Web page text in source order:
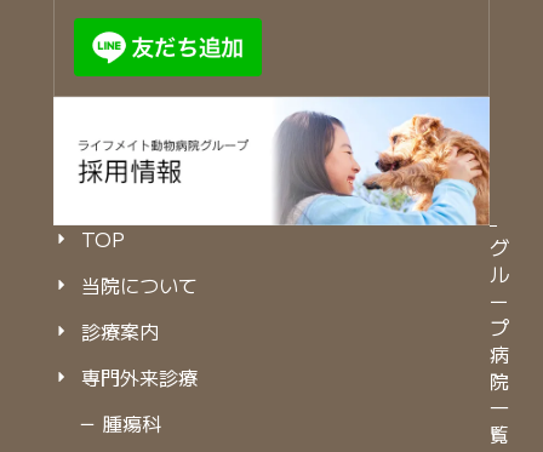
TOP
当院について
診療案内
専門外来診療
－ 腫瘍科
グ
ル
ー
プ
病
院
一
覧